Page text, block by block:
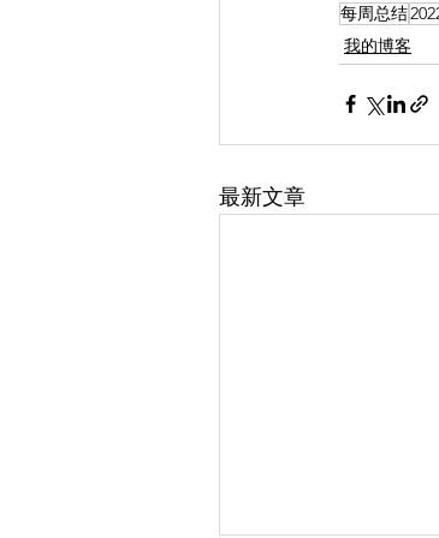
每周总结
我的博客
最新文章